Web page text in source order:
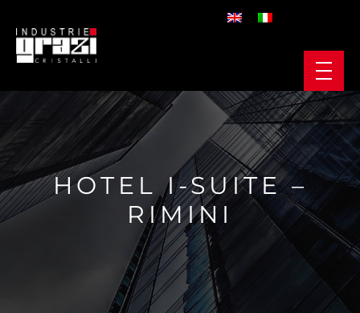
HOTEL I-SUITE –
RIMINI